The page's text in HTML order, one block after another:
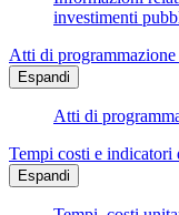
investimenti
Atti di
Espandi
Atti di
Tempi costi e indicatori
Espandi